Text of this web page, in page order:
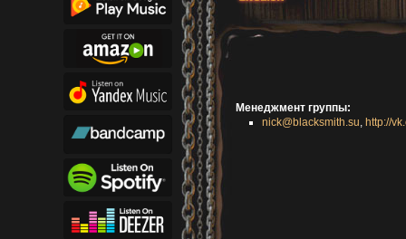
Менеджмент группы:
nick@blacksmith.su ,http://